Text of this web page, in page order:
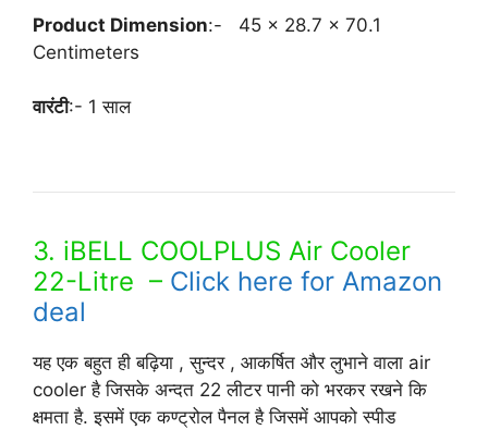
Product Dimension:- 45 x 28.7 x 70.1
Centimeters
वारंटी:- 1 साल
3. iBELL COOLPLUS Air Cooler
22-Litre – Click here for Amazon
deal
यह एक बहुत ही बढ़िया , सुन्दर , आकर्षित और लुभाने वाला air
cooler है जिसके अन्दत 22 लीटर पानी को भरकर रखने कि
क्षमता है. इसमें एक कण्ट्रोल पैनल है जिसमें आपको स्पीड